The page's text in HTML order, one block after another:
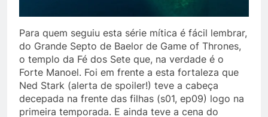
Para quem seguiu esta série mítica é fácil lembrar,
do Grande Septo de Baelor de Game of Thrones,
o templo da Fé dos Sete que, na verdade é o
Forte Manoel. Foi em frente a esta fortaleza que
Ned Stark (alerta de spoiler!) teve a cabeça
decepada na frente das filhas (s01, ep09) logo na
primeira temporada. E ainda teve a cena do